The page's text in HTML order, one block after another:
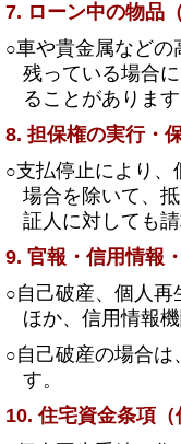
7. ローン中の物品
○車や貴金属などの
残っている場合
ることがあります
8. 担保権の実行・
○支払停止により、
場合を除いて、
証人に対しても請
9. 官報・信用情報
○自己破産、個人
ほか、信用情報
○自己破産の場合は
す。
10. 住宅資金条項（